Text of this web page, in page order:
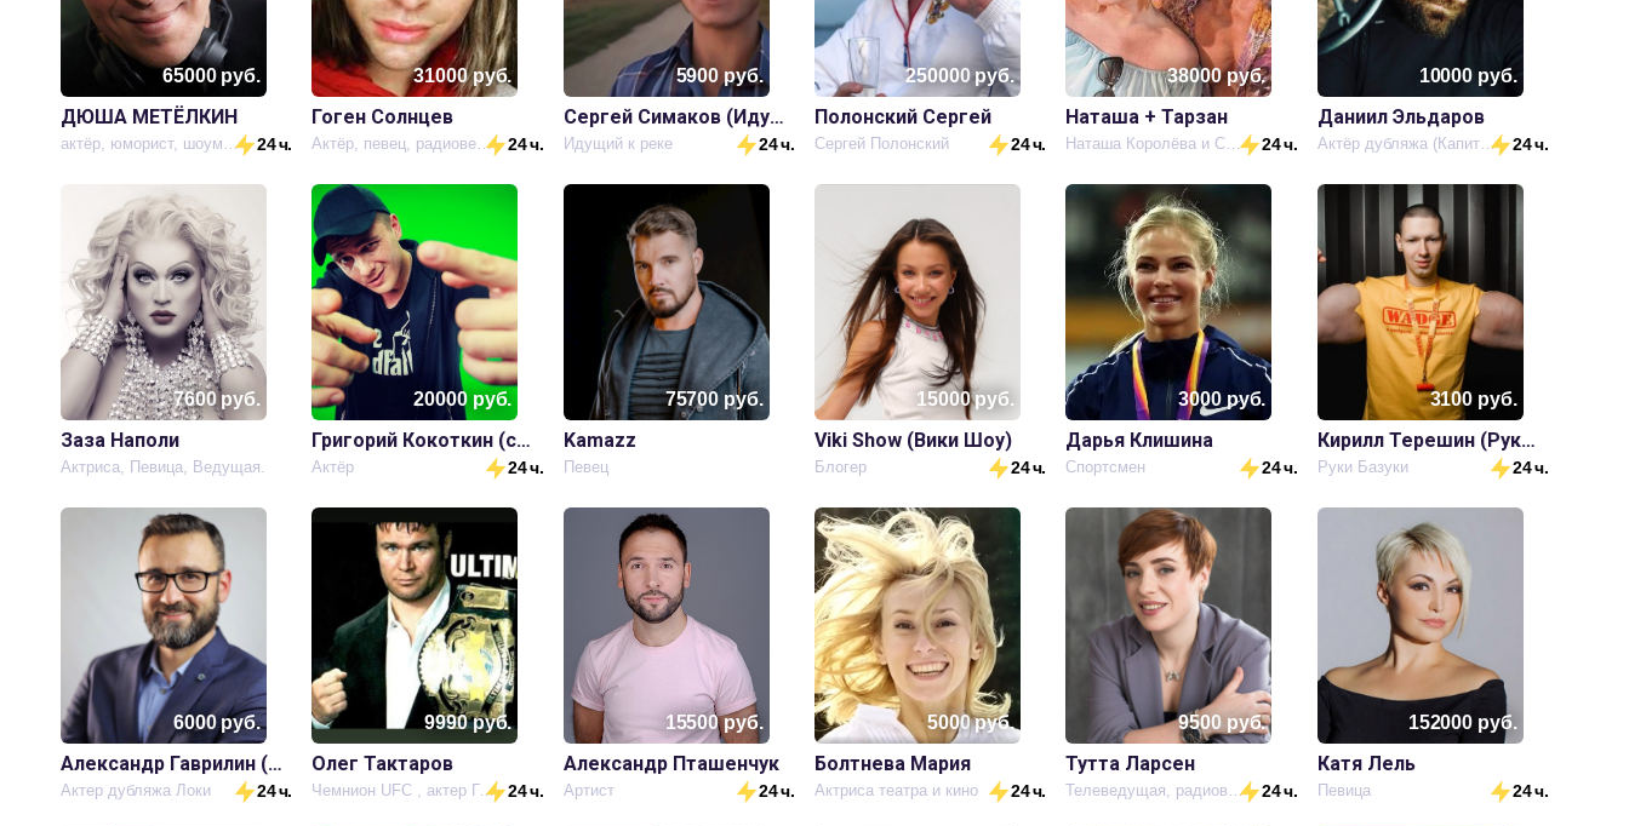
65000руб.
ДЮША МЕТЁЛКИН
актёр, юморист, шоумен, ди-джей 24 ч.
31000руб.
Гоген Солнцев
Актёр, певец, радиоведущий, шоумен 24 ч.
5900руб.
Сергей Симаков (Идущий к реке)
Идущий к реке 24 ч.
250000руб.
Полонский Сергей
Сергей Полонский 24 ч.
38000руб.
Наташа + Тарзан
Наташа Королёва и Сергей Глушко 24 ч.
10000 руб.
Даниил Эльдаров
Актёр дубляжа (Капитан Америка) 24 ч.
7600руб.
Заза Наполи
Актриса, Певица, Ведущая.
20000руб.
Григорий Кокоткин (сериал Универ)
Актёр 24 ч.
75700 руб.
Kamazz
Певец
15000руб.
Viki Show (Вики Шоу)
Блогер 24 ч.
3000руб.
Дарья Клишина
Спортсмен 24 ч.
3100 руб.
Кирилл Терешин (Руки Базуки)
Руки Базуки 24 ч.
6000руб.
Александр Гаврилин (голос Локи)
Актер дубляжа Локи 24 ч.
9990руб.
Олег Тактаров
Чемнион UFC , актер Голливуда и России 24 ч.
15500руб.
Александр Пташенчук
Артист 24 ч.
5000руб.
Болтнева Мария
Актриса театра и кино 24 ч.
9500 руб.
Тутта Ларсен
Телеведущая, радиоведущая 24 ч.
152000 руб.
Катя Лель
Певица 24 ч.